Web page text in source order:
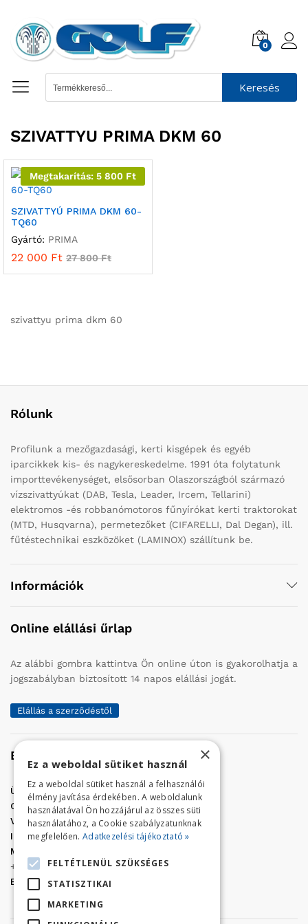
0
Keresés
SZIVATTYU PRIMA DKM 60
Megtakarítás: 5 800 Ft
SZIVATTYÚ PRIMA DKM 60-
TQ60
Gyártó: PRIMA
22 000 Ft 27 800Ft
szivattyu prima dkm 60
Rólunk
Profilunk a mezőgazdasági, kerti kisgépek és egyéb
iparcikkek kis- és nagykereskedelme. 1991 óta folytatunk
importtevékenységet, elsősorban Olaszországból származó
vízszivattyúkat (DAB, Tesla, Leader, Ircem, Tellarini)
elektromos -és robbanómotoros fűnyírókat kerti traktorokat
(MTD, Husqvarna), permetezőket (CIFARELLI, Dal Degan), ill.
fűtéstechnikai eszközöket (LAMINOX) szállítunk be.
Információk
Online elállási űrlap
Az alábbi gombra kattintva Ön online úton is gyakorolhatja a
jogszabályban biztosított 14 napos elállási jogát.
Elállás a szerződéstől
Elérhetőség
Üzletünk címe:Szolnok, Vércse út 17.
Golf Center Áruház:06 (56) 423-324
VÁR-Kert Áruház: 06 (56) 429-771
Iroda:06 (56) 421-857
Megrendelés, termék információ:
+36 (70) 938-3356
E-mail:
golfaruhaz@gmail.com
×
Ez a weboldal sütiket használ
Ez a weboldal sütiket használ a felhasználói
élmény javítása érdekében. A weboldalunk
használatával Ön hozzájárul az összes süti
használatához, a Cookie szabályzatunknak
megfelelően. Adatkezelési tájékoztató »
FELTÉTLENÜL SZÜKSÉGES
STATISZTIKAI
MARKETING